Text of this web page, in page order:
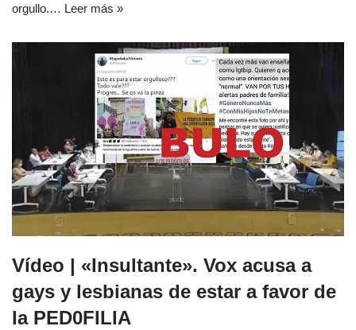
orgullo.… Leer más »
Vídeo | «Insultante». Vox acusa a
gays y lesbianas de estar a favor de
la PED0FILIA